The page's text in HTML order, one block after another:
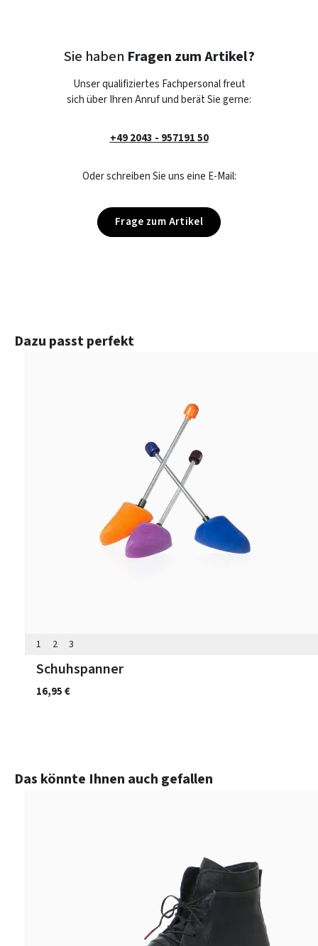
Sie haben Fragen zum Artikel?
Unser qualifiziertes Fachpersonal freut
sich über Ihren Anruf und berät Sie gerne:
+49 2043 - 957191 50
Oder schreiben Sie uns eine E-Mail:
Frage zum Artikel
Produktgalerie überspringen
Dazu passt perfekt
1 2 3
Schuhspanner
16,95 €
Produktgalerie überspringen
Das könnte Ihnen auch gefallen